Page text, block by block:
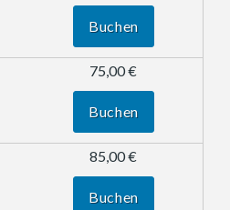
Buchen
75,00 €
Buchen
85,00 €
Buchen